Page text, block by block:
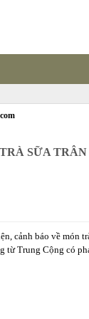
SỮA
cảnh báo về món
từ Trung Cộng có